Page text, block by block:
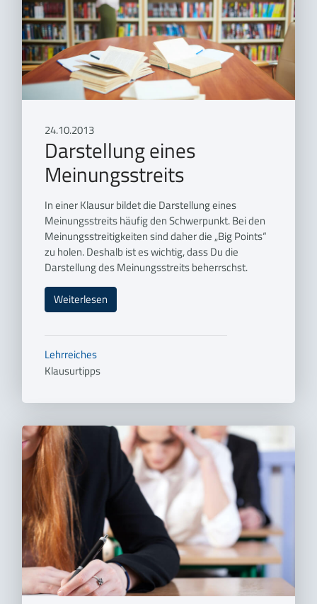
24.10.2013
Darstellung eines
Meinungsstreits
In einer Klausur bildet die Darstellung eines
Meinungsstreits häufig den Schwerpunkt. Bei den
Meinungsstreitigkeiten sind daher die „Big Points“
zu holen. Deshalb ist es wichtig, dass Du die
Darstellung des Meinungsstreits beherrschst.
Weiterlesen
Lehrreiches
Klausurtipps